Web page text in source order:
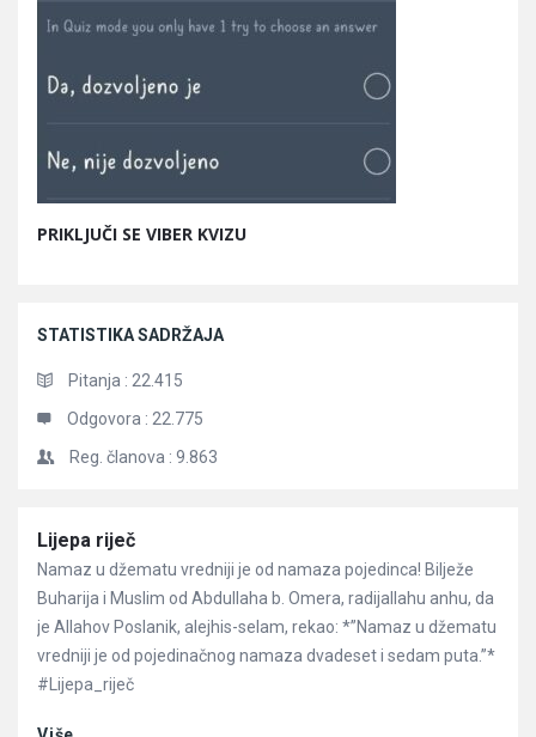
PRIKLJUČI SE VIBER KVIZU
STATISTIKA SADRŽAJA
Pitanja : 22.415
Odgovora : 22.775
Reg. članova : 9.863
Članci
Lijepa riječ
Namaz u džematu vredniji je od namaza pojedinca! Bilježe
Buharija i Muslim od Abdullaha b. Omera, radijallahu anhu, da
je Allahov Poslanik, alejhis-selam, rekao: *”Namaz u džematu
vredniji je od pojedinačnog namaza dvadeset i sedam puta.”*
#Lijepa_riječ